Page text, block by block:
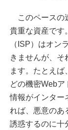
このペースの
貴重な資産です
（ISP）はオン
きませんが、そ
ます。たとえ
どの機密Web
情報がインター
れば、悪意のあ
誘惑するのに十